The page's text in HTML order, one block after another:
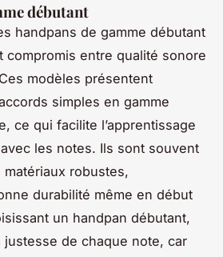
débutant
handpans de gamme débutant
entre qualité sonore
modèles présentent
simples en gamme
ce qui facilite l’apprentissage
les notes. Ils sont souvent
robustes,
durabilité même en début
un handpan débutant,
de chaque note, car